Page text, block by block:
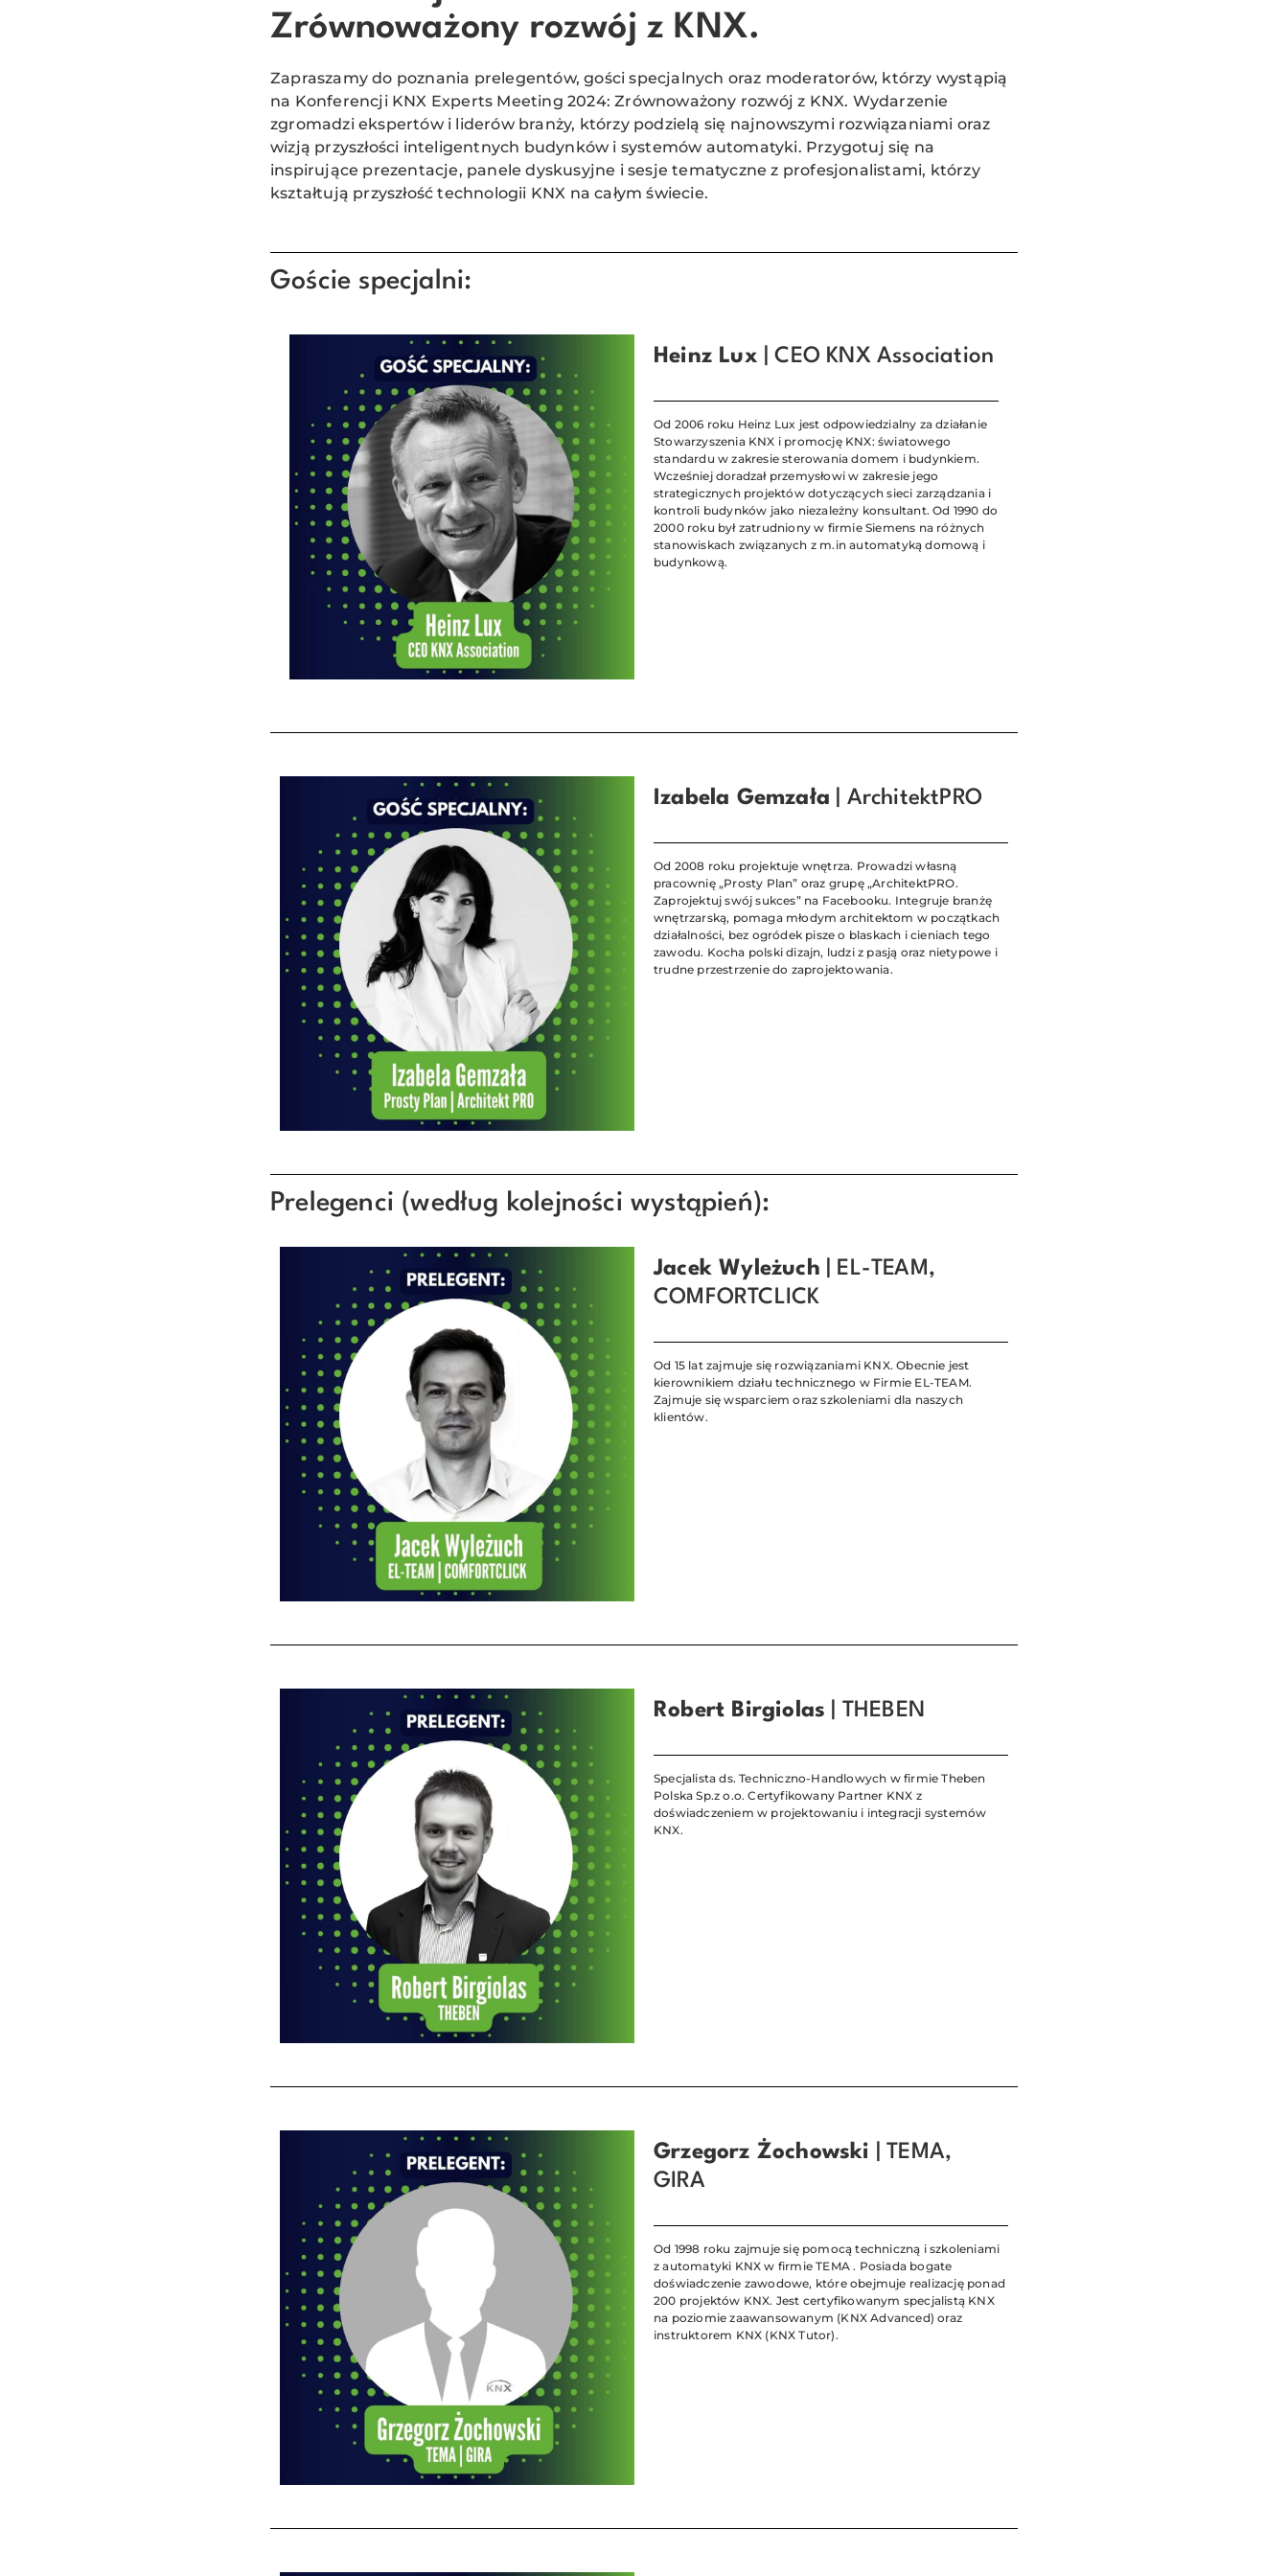
Zrównoważony rozwój z KNX.
Zapraszamy do poznania prelegentów, gości specjalnych oraz moderatorów, którzy wystąpią
na Konferencji KNX Experts Meeting 2024: Zrównoważony rozwój z KNX. Wydarzenie
zgromadzi ekspertów i liderów branży, którzy podzielą się najnowszymi rozwiązaniami oraz
wizją przyszłości inteligentnych budynków i systemów automatyki. Przygotuj się na
inspirujące prezentacje, panele dyskusyjne i sesje tematyczne z profesjonalistami, którzy
kształtują przyszłość technologii KNX na całym świecie.
Goście specjalni:
Heinz Lux | CEO KNX Association
Od 2006 roku Heinz Lux jest odpowiedzialny za działanie
Stowarzyszenia KNX i promocję KNX: światowego
standardu w zakresie sterowania domem i budynkiem.
Wcześniej doradzał przemysłowi w zakresie jego
strategicznych projektów dotyczących sieci zarządzania i
kontroli budynków jako niezależny konsultant. Od 1990 do
2000 roku był zatrudniony w firmie Siemens na różnych
stanowiskach związanych z m.in automatyką domową i
budynkową.
Izabela Gemzała | ArchitektPRO
Od 2008 roku projektuje wnętrza. Prowadzi własną
pracownię „Prosty Plan” oraz grupę „ArchitektPRO.
Zaprojektuj swój sukces” na Facebooku. Integruje branżę
wnętrzarską, pomaga młodym architektom w początkach
działalności, bez ogródek pisze o blaskach i cieniach tego
zawodu. Kocha polski dizajn, ludzi z pasją oraz nietypowe i
trudne przestrzenie do zaprojektowania.
Prelegenci (według kolejności wystąpień):
Jacek Wyleżuch | EL-TEAM,
COMFORTCLICK
Od 15 lat zajmuje się rozwiązaniami KNX. Obecnie jest
kierownikiem działu technicznego w Firmie EL-TEAM.
Zajmuje się wsparciem oraz szkoleniami dla naszych
klientów.
Robert Birgiolas | THEBEN
Specjalista ds. Techniczno-Handlowych w firmie Theben
Polska Sp.z o.o. Certyfikowany Partner KNX z
doświadczeniem w projektowaniu i integracji systemów
KNX.
Grzegorz Żochowski | TEMA,
GIRA
Od 1998 roku zajmuje się pomocą techniczną i szkoleniami
z automatyki KNX w firmie TEMA . Posiada bogate
doświadczenie zawodowe, które obejmuje realizację ponad
200 projektów KNX. Jest certyfikowanym specjalistą KNX
na poziomie zaawansowanym (KNX Advanced) oraz
instruktorem KNX (KNX Tutor).